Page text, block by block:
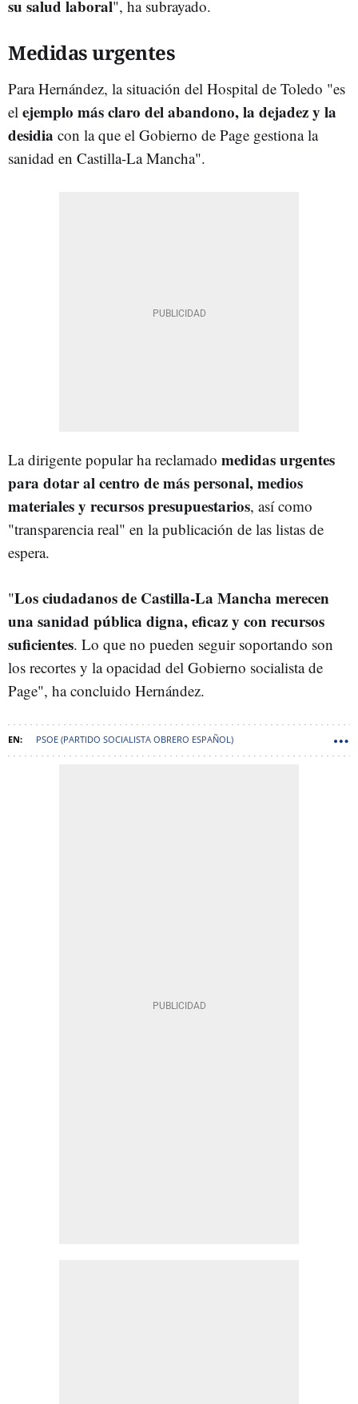
su salud laboral", ha subrayado.
Medidas urgentes
Para Hernández, la situación del Hospital de Toledo "es
el ejemplo más claro del abandono, la dejadez y la
desidia con la que el Gobierno de Page gestiona la
sanidad en Castilla-La Mancha".
La dirigente popular ha reclamado medidas urgentes
para dotar al centro de más personal, medios
materiales y recursos presupuestarios, así como
"transparencia real" en la publicación de las listas de
espera.
"Los ciudadanos de Castilla-La Mancha merecen
una sanidad pública digna, eficaz y con recursos
suficientes. Lo que no pueden seguir soportando son
los recortes y la opacidad del Gobierno socialista de
Page", ha concluido Hernández.
PSOE (PARTIDO SOCIALISTA OBRERO ESPAÑOL)